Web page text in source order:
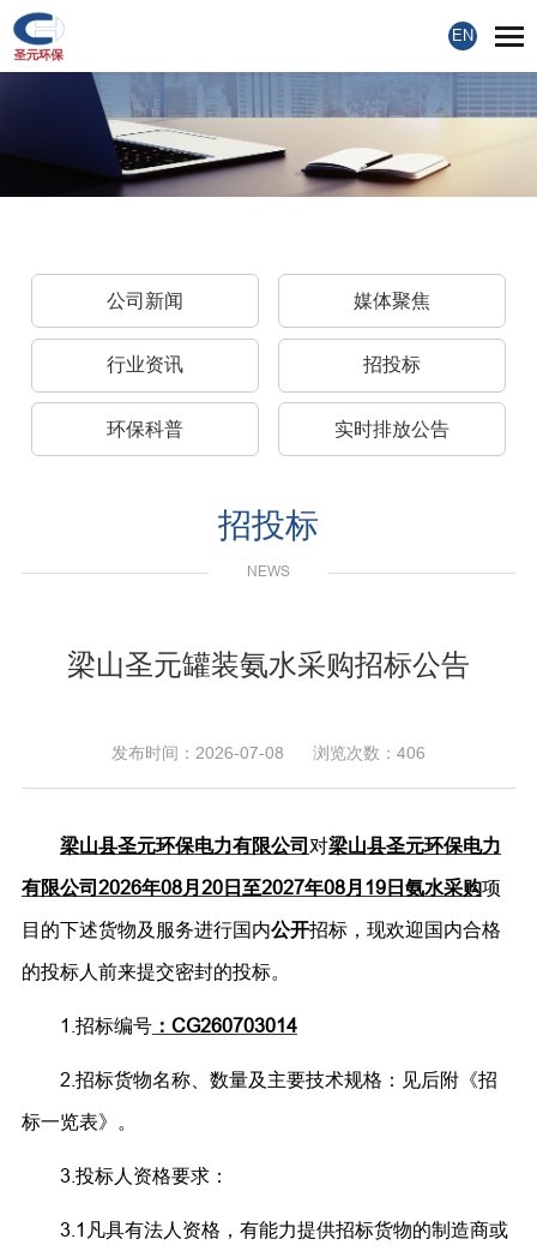
EN
公司新闻 媒体聚焦
行业资讯 招投标
环保科普 实时排放公告
招投标
NEWS
梁山圣元罐装氨水采购招标公告
发布时间：2026-07-08 浏览次数：406
梁山县圣元环保电力有限公司 对梁山县圣元环保电力
有限公司 2026年08月20日至2027年08月19日氨水采购项
目的下述货物及服务进行国内公开招标，现欢迎国内合格
的投标人前来提交密封的投标。
1.招标编号： CG260703014
2.招标货物名称、数量及主要技术规格：见后附《招
标一览表》。
3.投标人资格要求：
3.1凡具有法人资格，有能力提供招标货物的制造商或